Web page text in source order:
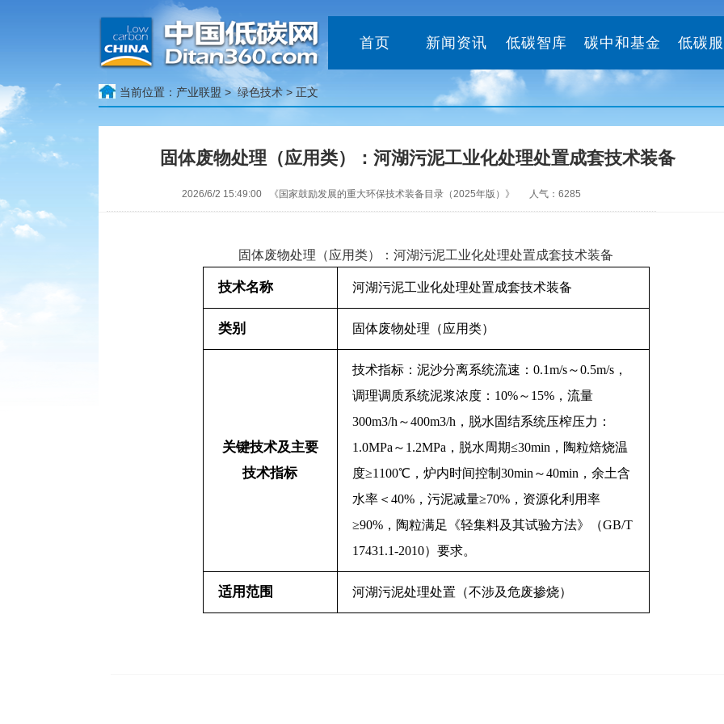
首页 新闻资讯 低碳智库 碳中和基金 低碳
当前位置： 产业联盟 > 绿色技术 > 正文
固体废物处理（应用类）：河湖污泥工业化处理处置成套技术装备
2026/6/2 15:49:00 《国家鼓励发展的重大环保技术装备目录（2025年版）》 人气：6285
固体废物处理（应用类）：河湖污泥工业化处理处置成套技术装备
技术名称 河湖污泥工业化处理处置成套技术装备
类别 固体废物处理（应用类）
关键技术及主要
技术指标
技术指标：泥沙分离系统流速： 0.1m/s～0.5m/s，
调理调质系统泥浆浓度： 10%～ 15%，流量
300m3/h ～400m3/h ，脱水固结系统压榨压力：
1.0MPa ～ 1.2MPa ，脱水周期≤30min ，陶粒焙烧温
度≥1100℃ ，炉内时间控制 30min ～40min ，余土含
水率＜ 40%，污泥减量≥70%，资源化利用率
≥90%，陶粒满足《轻集料及其试验方法》（GB/T
17431.1-2010）要求。
适用范围 河湖污泥处理处置（不涉及危废掺烧）